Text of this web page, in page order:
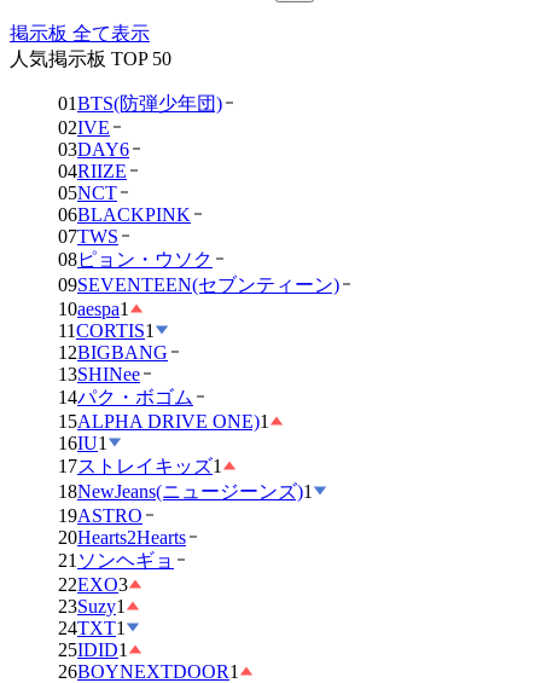
掲示板 全て表示
人気掲示板 TOP 50
01BTS(防弾少年団)
02IVE
03DAY6
04RIIZE
05NCT
06BLACKPINK
07TWS
08ピョン・ウソク
09SEVENTEEN(セブンティーン)
10aespa1
11CORTIS1
12BIGBANG
13SHINee
14パク・ボゴム
15ALPHA DRIVE ONE)1
16IU1
17ストレイキッズ1
18NewJeans(ニュージーンズ)1
19ASTRO
20Hearts2Hearts
21 ソンヘギョ
22EXO3
23Suzy1
24TXT1
25IDID1
26BOYNEXTDOOR1